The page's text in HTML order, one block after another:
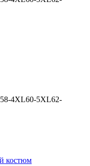
58-4XL60-5XL62-